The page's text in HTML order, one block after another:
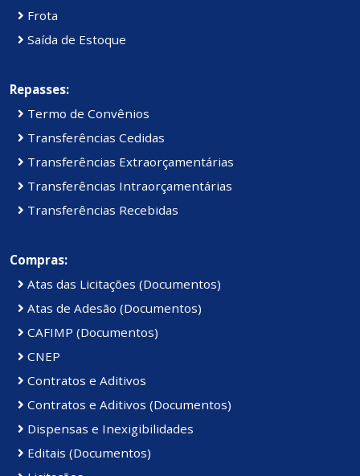
Frota
Saída de Estoque
Repasses:
Termo de Convênios
Transferências Cedidas
Transferências Extraorçamentárias
Transferências Intraorçamentárias
Transferências Recebidas
Compras:
Atas das Licitações (Documentos)
Atas de Adesão (Documentos)
CAFIMP (Documentos)
CNEP
Contratos e Aditivos
Contratos e Aditivos (Documentos)
Dispensas e Inexigibilidades
Editais (Documentos)